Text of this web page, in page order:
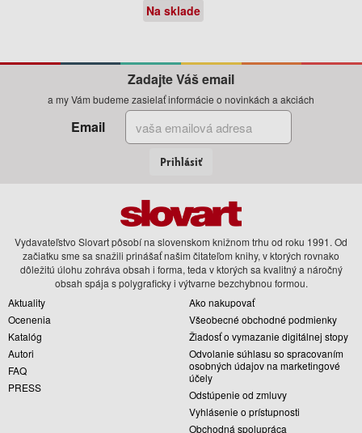
Na sklade
Zadajte Váš email
a my Vám budeme zasielať informácie o novinkách a akciách
Email
Prihlásiť
Vydavateľstvo Slovart pôsobí na slovenskom knižnom trhu od roku 1991. Od
začiatku sme sa snažili prinášať našim čitateľom knihy, v ktorých rovnako
dôležitú úlohu zohráva obsah i forma, teda v ktorých sa kvalitný a náročný
obsah spája s polygraficky i výtvarne bezchybnou formou.
Aktuality
Ocenenia
Katalóg
Autori
FAQ
PRESS
Ako nakupovať
Všeobecné obchodné podmienky
Žiadosť o vymazanie digitálnej stopy
Odvolanie súhlasu so spracovaním
osobných údajov na marketingové
účely
Odstúpenie od zmluvy
Vyhlásenie o prístupnosti
Obchodná spolupráca